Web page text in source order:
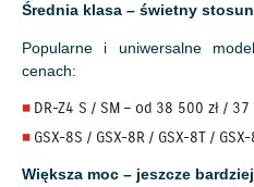
Średnia klasa – świetny
Popularne i uniwersalne
cenach:
DR-Z4 S / SM – od 38 500 zł / 37
GSX-8S / GSX-8R / GSX-8T /
Większa moc – jeszcze